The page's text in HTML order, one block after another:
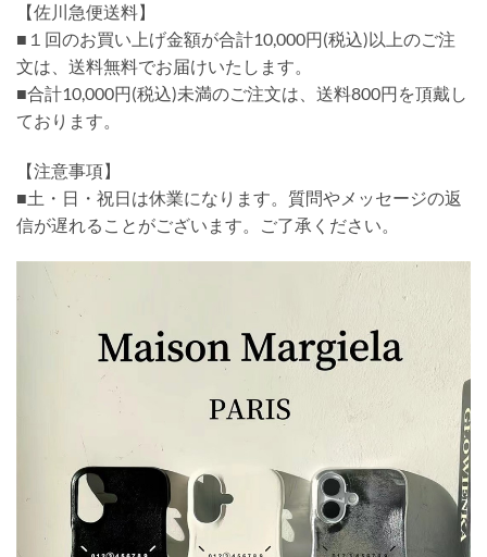
【佐川急便送料】
■１回のお買い上げ金額が合計10,000円(税込)以上のご注
文は、送料無料でお届けいたします。
■合計10,000円(税込)未満のご注文は、送料800円を頂戴し
ております。
【注意事項】
■土・日・祝日は休業になります。質問やメッセージの返
信が遅れることがございます。ご了承ください。